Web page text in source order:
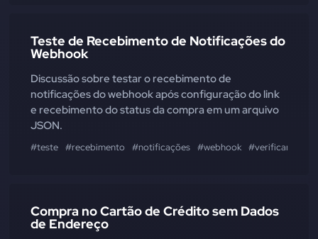
Teste de Recebimento de Notificações do
Webhook
Discussão sobre testar o recebimento de
notificações do webhook após configuração do link
e recebimento do status da compra em um arquivo
JSON.
#teste #recebimento #notificações #webhook #verificar
Compra no Cartão de Crédito sem Dados
de Endereço